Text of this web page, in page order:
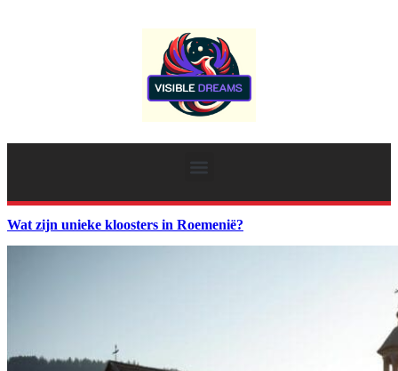
Wat zijn unieke kloosters in Roemenië?